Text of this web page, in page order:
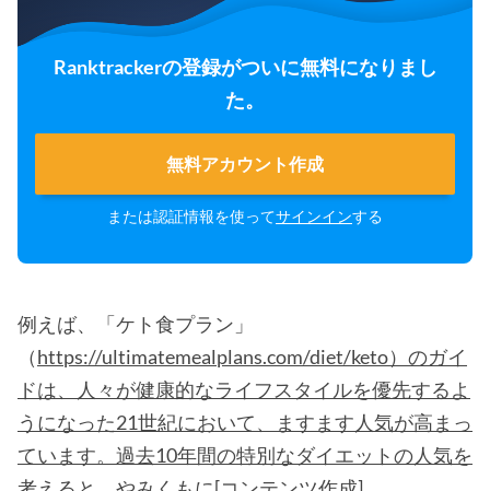
Ranktrackerの登録がついに無料になりまし
た。
無料アカウント作成
または認証情報を使ってサインインする
例えば、「ケト食プラン」
（https://ultimatemealplans.com/diet/keto）のガイ
ドは、人々が健康的なライフスタイルを優先するよ
うになった21世紀において、ますます人気が高まっ
ています。過去10年間の特別なダイエットの人気を